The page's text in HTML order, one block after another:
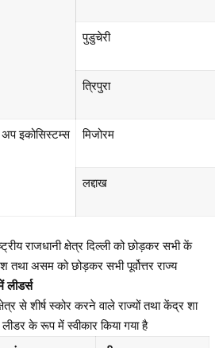
पुडुचेरी
त्रिपुरा
अप इकोसिस्टम्स मिजोरम
लद्दाख
राजधानी क्षेत्र दिल्ली को छोड़कर सभी कें
तथा असम को छोड़कर सभी पूर्वोत्तर राज्य
लीडर्स
से शीर्ष स्कोर करने वाले राज्यों तथा केंद्र शा
के रूप में स्वीकार किया गया है